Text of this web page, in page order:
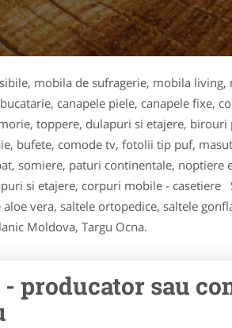
mobila de sufragerie, mobila
canapele piele, canapele fixe,
toppere, dulapuri si etajere,
bufete, comode tv, fotolii tip puf,
somiere, paturi continentale, noptiere
si etajere, corpuri mobile - casetiere
vera, saltele ortopedice, saltele
Moldova, Targu Ocna.
producator sau